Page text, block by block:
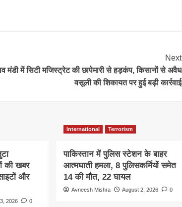
Next
मंडी में सिटी मजिस्ट्रेट की छापेमारी से हड़कंप, किसानों से अवैध
वसूली की शिकायत पर हुई बड़ी कार्रवाई
की खबर
और
2026 0
International Terrorism
पाकिस्तान में पुलिस स्टेशन के बाहर
आत्मघाती हमला, 8 पुलिसकर्मियों समेत
14 की मौत, 22 घायल
Avneesh Mishra August 2, 2026 0